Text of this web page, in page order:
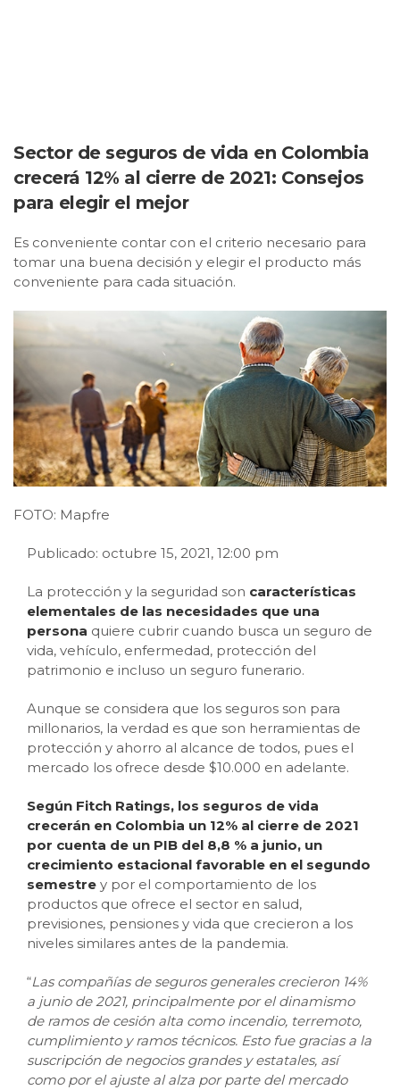
Sector de seguros de vida en Colombia
crecerá 12% al cierre de 2021: Consejos
para elegir el mejor
Es conveniente contar con el criterio necesario para
tomar una buena decisión y elegir el producto más
conveniente para cada situación.
FOTO: Mapfre
Publicado: octubre 15, 2021, 12:00 pm
La protección y la seguridad son características
elementales de las necesidades que una
persona quiere cubrir cuando busca un seguro de
vida, vehículo, enfermedad, protección del
patrimonio e incluso un seguro funerario.
Aunque se considera que los seguros son para
millonarios, la verdad es que son herramientas de
protección y ahorro al alcance de todos, pues el
mercado los ofrece desde $10.000 en adelante.
Según Fitch Ratings, los seguros de vida
crecerán en Colombia un 12% al cierre de 2021
por cuenta de un PIB del 8,8 % a junio, un
crecimiento estacional favorable en el segundo
semestre y por el comportamiento de los
productos que ofrece el sector en salud,
previsiones, pensiones y vida que crecieron a los
niveles similares antes de la pandemia.
“Las compañías de seguros generales crecieron 14%
a junio de 2021, principalmente por el dinamismo
de ramos de cesión alta como incendio, terremoto,
cumplimiento y ramos técnicos. Esto fue gracias a la
suscripción de negocios grandes y estatales, así
como por el ajuste al alza por parte del mercado